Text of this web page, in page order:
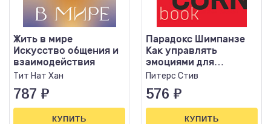
Жить в мире
Искусство общения и
взаимодействия
Тит Нат Хан
787 ₽
КУПИТЬ
Парадокс Шимпанзе
Как управлять
эмоциями для
достижения своих
Питерс Стив
576 ₽
КУПИТЬ